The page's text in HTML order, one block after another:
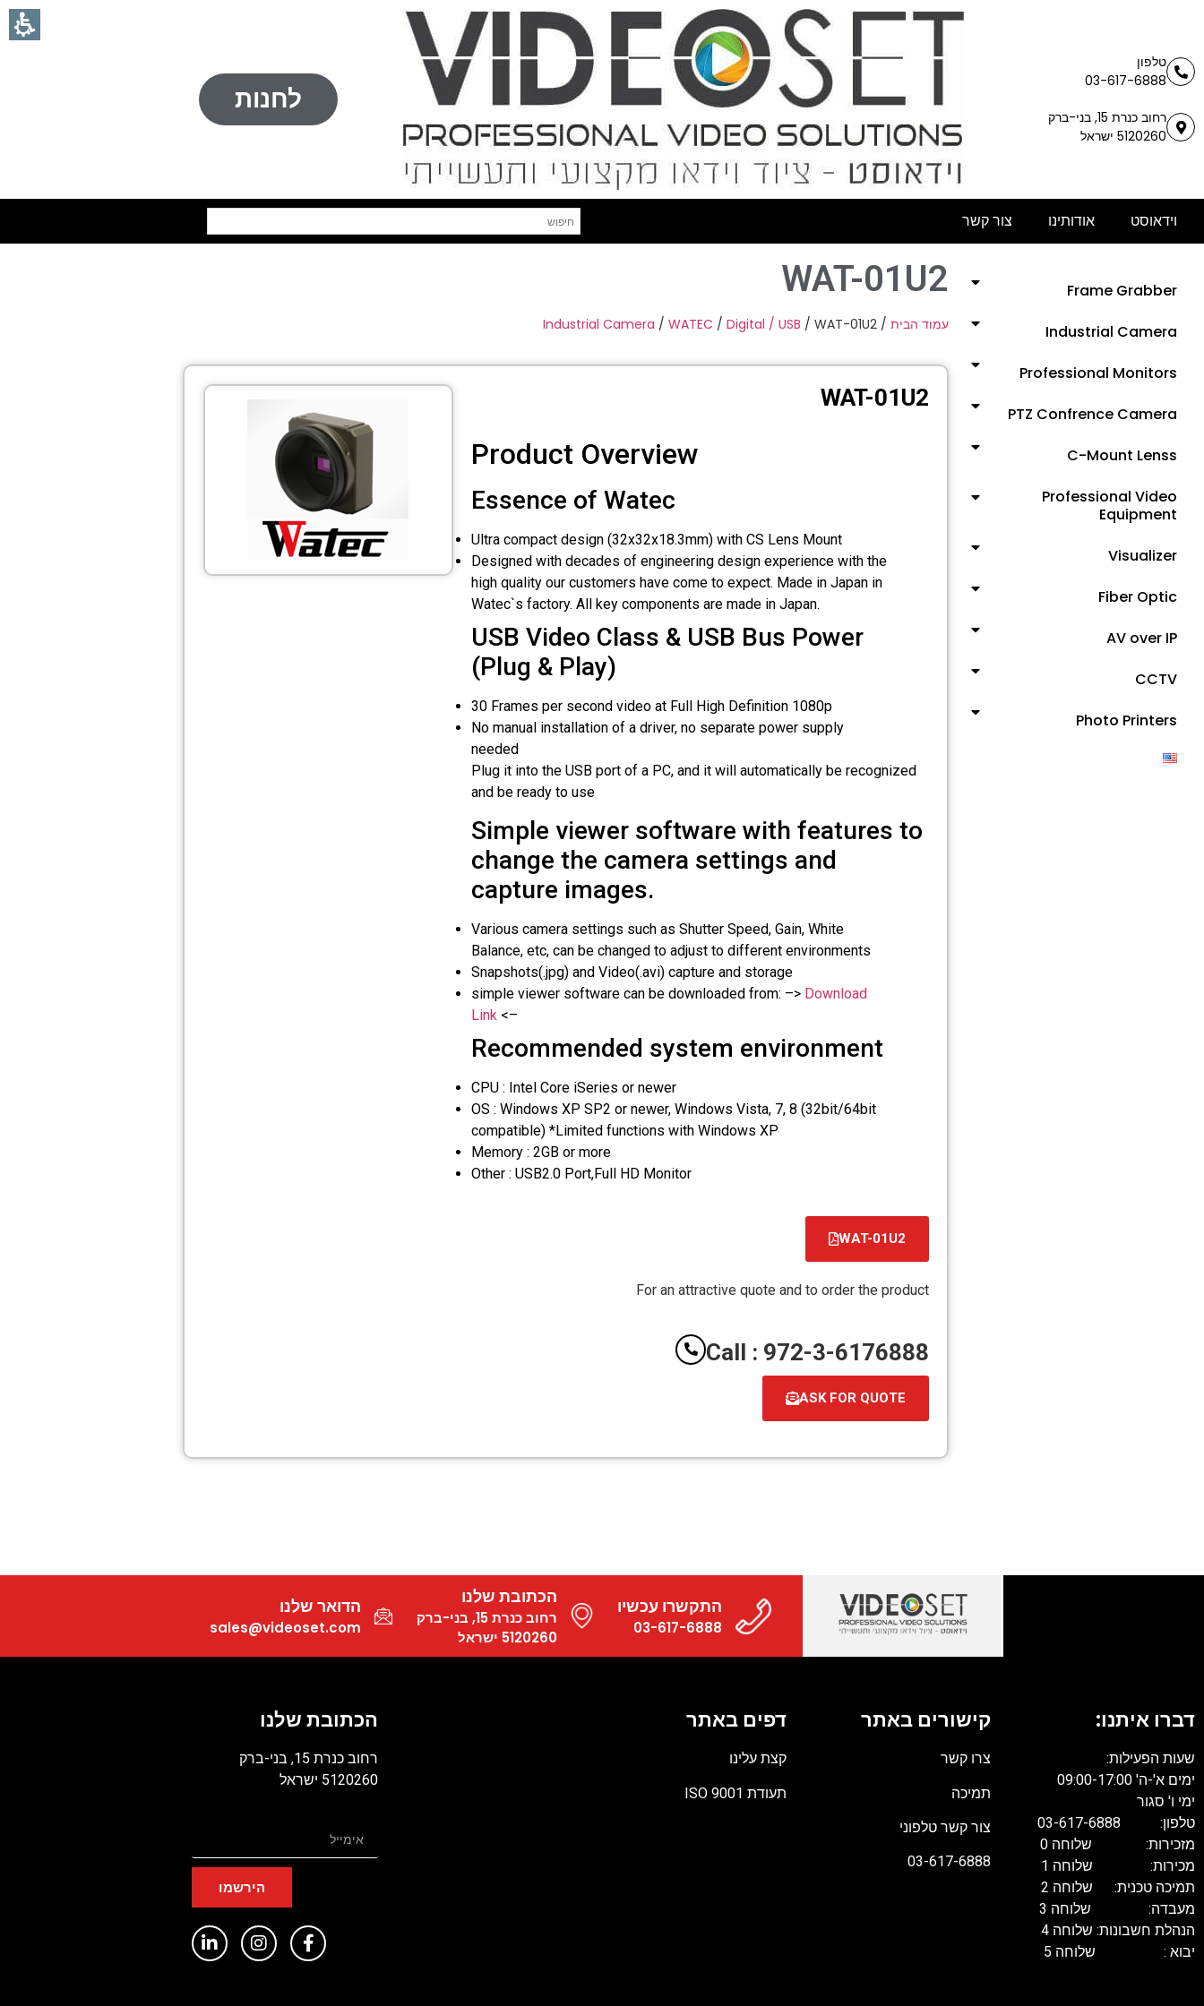
טלפון
03-617-6888
רחוב כנרת 15, בני-ברק
5120260 ישראל
לחנות
וידאוסט אודותינו צור קשר
Frame Grabber
Industrial Camera
Professional Monitors
PTZ Confrence Camera
C-Mount Lenss
Professional Video
Equipment
Visualizer
Fiber Optic
AV over IP
CCTV
Photo Printers
WAT-01U2
עמוד הבית /
Industrial Camera / WATEC / Digital / USB / WAT-01U2
WAT-01U2
Product Overview
Essence of Watec
Ultra compact design (32x32x18.3mm) with CS Lens Mount
Designed with decades of engineering design experience with the
high quality our customers have come to expect. Made in Japan in
Watec`s factory. All key components are made in Japan.
USB Video Class & USB Bus Power
(Plug & Play)
30 Frames per second video at Full High Definition 1080p
No manual installation of a driver, no separate power supply
needed
Plug it into the USB port of a PC, and it will automatically be recognized
and be ready to use
Simple viewer software with features to
change the camera settings and
capture images.
Various camera settings such as Shutter Speed, Gain, White
Balance, etc, can be changed to adjust to different environments
Snapshots(.jpg) and Video(.avi) capture and storage
simple viewer software can be downloaded from: –> Download
Link <–
Recommended system environment
CPU : Intel Core iSeries or newer
OS : Windows XP SP2 or newer, Windows Vista, 7, 8 (32bit/64bit
compatible) *Limited functions with Windows XP
Memory : 2GB or more
Other : USB2.0 Port,Full HD Monitor
WAT-01U2
קובץ
PDF
For an attractive quote and to order the product
Call : 972-3-6176888
ASK FOR QUOTE
התקשרו עכשיו
03-617-6888
הכתובת שלנו
רחוב כנרת 15, בני-ברק
5120260 ישראל
הדואר שלנו
sales@videoset.com
דברו איתנו:
שעות הפעילות:
ימים א'-ה' 09:00-17:00
ימי ו' סגור
טלפון: 03-617-6888
מזכירות: שלוחה 0
מכירות: שלוחה 1
תמיכה טכנית: שלוחה 2
מעבדה: שלוחה 3
הנהלת חשבונות: שלוחה 4
יבוא : שלוחה 5
קישורים באתר
צרו קשר
תמיכה
צור קשר טלפוני
03-617-6888
דפים באתר
קצת עלינו
תעודת ISO 9001
הכתובת שלנו
רחוב כנרת 15, בני-ברק
5120260 ישראל
הירשמו